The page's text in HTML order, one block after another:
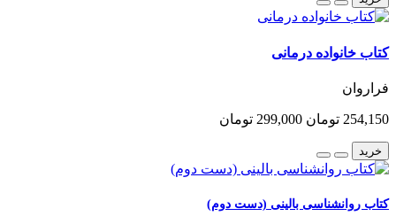
کتاب خانواده درمانی
فراروان
254,150 تومان 299,000 تومان
خرید
کتاب روانشناسی بالینی (دست دوم)